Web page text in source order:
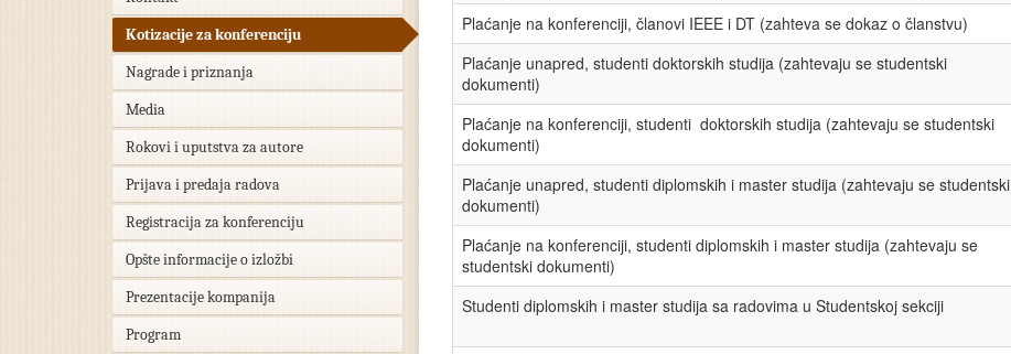
Kotizacije za konferenciju
Nagrade i priznanja
Media
Rokovi i uputstva za autore
Prijava i predaja radova
Registracija za konferenciju
Opšte informacije o izložbi
Prezentacije kompanija
Program
Plaćanje na konferenciji, članovi IEEE i DT (zahteva se dokaz o članstvu)
Plaćanje unapred, studenti doktorskih studija (zahtevaju se studentski
dokumenti)
Plaćanje na konferenciji, studenti doktorskih studija (zahtevaju se studentski
dokumenti)
Plaćanje unapred, studenti diplomskih i master studija (zahtevaju se studentski
dokumenti)
Plaćanje na konferenciji, studenti diplomskih i master studija (zahtevaju se
studentski dokumenti)
Studenti diplomskih i master studija sa radovima u Studentskoj sekciji